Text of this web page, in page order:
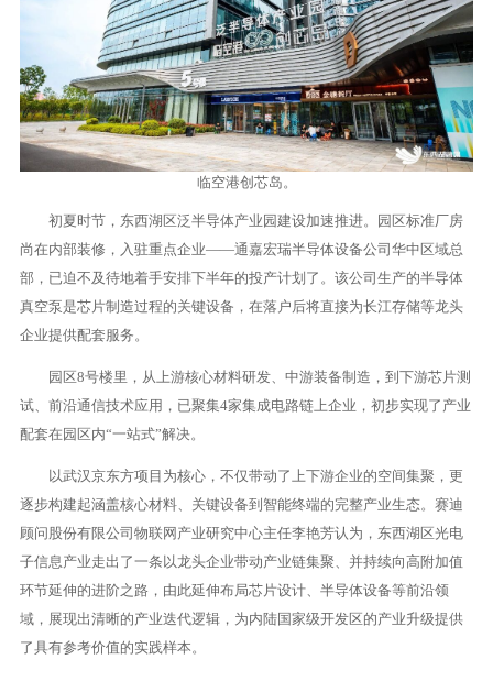
临空港创芯岛。
初夏时节，东西湖区泛半导体产业园建设加速推进。园区标准厂房
尚在内部装修，入驻重点企业——通嘉宏瑞半导体设备公司华中区域总
部，已迫不及待地着手安排下半年的投产计划了。该公司生产的半导体
真空泵是芯片制造过程的关键设备，在落户后将直接为长江存储等龙头
企业提供配套服务。
园区8号楼里，从上游核心材料研发、中游装备制造，到下游芯片测
试、前沿通信技术应用，已聚集4家集成电路链上企业，初步实现了产业
配套在园区内“一站式”解决。
以武汉京东方项目为核心，不仅带动了上下游企业的空间集聚，更
逐步构建起涵盖核心材料、关键设备到智能终端的完整产业生态。赛迪
顾问股份有限公司物联网产业研究中心主任李艳芳认为，东西湖区光电
子信息产业走出了一条以龙头企业带动产业链集聚、并持续向高附加值
环节延伸的进阶之路，由此延伸布局芯片设计、半导体设备等前沿领
域，展现出清晰的产业迭代逻辑，为内陆国家级开发区的产业升级提供
了具有参考价值的实践样本。